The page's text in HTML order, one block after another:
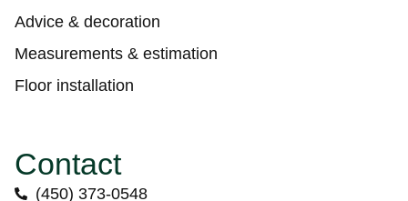
Advice & decoration
Measurements & estimation
Floor installation
Contact
(450) 373-0548